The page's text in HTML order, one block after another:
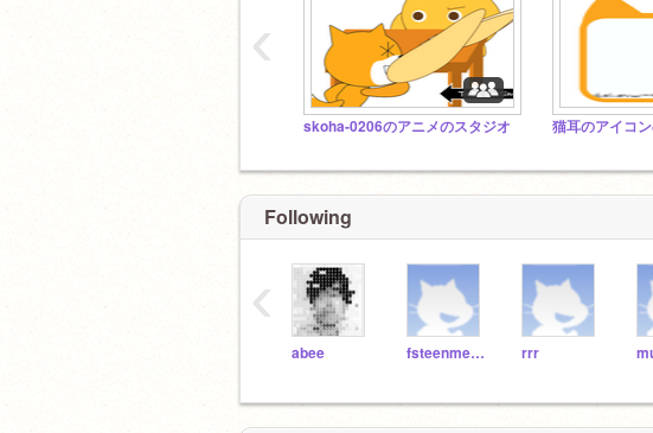
skoha-0206のアニメのスタジオ
‹
Following
abee fsteenmeijer rrr
‹